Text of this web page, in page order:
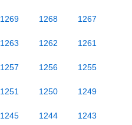
1269 1268 1267
1263 1262 1261
1257 1256 1255
1251 1250 1249
1245 1244 1243